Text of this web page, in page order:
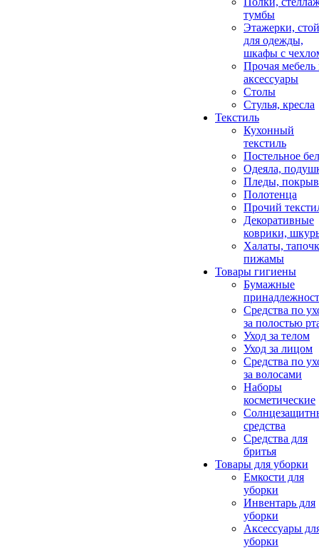
тумбы
Этажерки,
для одежды,
шкафы с
Прочая мебель
аксессуары
Столы
Стулья, кресла
Текстиль
Кухонный
текстиль
Постельное
Одеяла,
Пледы,
Полотенца
Прочий
Декоративные
коврики,
Халаты,
пижамы
Товары гигиены
Бумажные
Средства по
за полостью
Уход за телом
Уход за лицом
Средства по
за волосами
Наборы
косметические
средства
Средства для
бритья
Товары для уборки
Емкости для
уборки
Инвентарь для
уборки
Аксессуары
уборки